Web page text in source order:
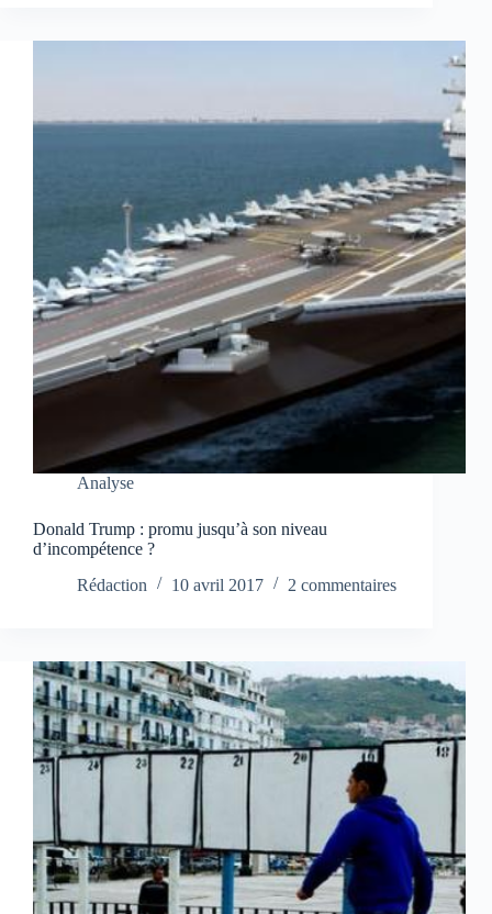
Analyse
Donald Trump : promu jusqu’à son niveau
d’incompétence ?
Rédaction
10 avril 2017 2 commentaires